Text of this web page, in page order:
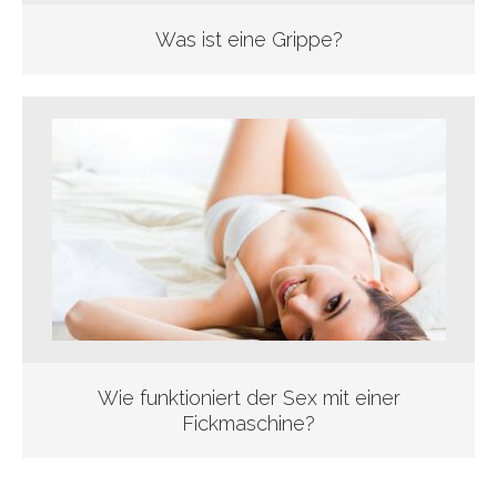
Was ist eine Grippe?
Wie funktioniert der Sex mit einer
Fickmaschine?